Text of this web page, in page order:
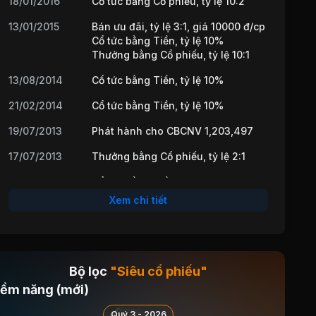
13/01/2015
Bán ưu đãi, tỷ lệ 3:1, giá 10000 đ/cp
Cổ tức bằng Tiền, tỷ lệ 10%
Thưởng bằng Cổ phiếu, tỷ lệ 10:1
13/08/2014 Cổ tức bằng Tiền, tỷ lệ 10%
21/02/2014 Cổ tức bằng Tiền, tỷ lệ 10%
19/07/2013 Phát hành cho CBCNV 1,203,497
17/07/2013 Thưởng bằng Cổ phiếu, tỷ lệ 2:1
Cổ tức bằng Tiền, tỷ lệ 10%
Cổ tức bằng Tiền, tỷ lệ 10%
Cổ tức bằng Tiền, tỷ lệ 10%
31/08/2011
Xem chi tiết
Bộ lọc "Siêu cổ phiếu"
năng (mới)